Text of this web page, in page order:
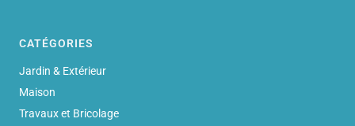
CATÉGORIES
Jardin & Extérieur
Maison
Travaux et Bricolage